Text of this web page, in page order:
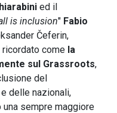
ed il
is inclusion" Fabio
Čeferin,
come la
sul Grassroots,
del
delle nazionali,
sempre maggiore